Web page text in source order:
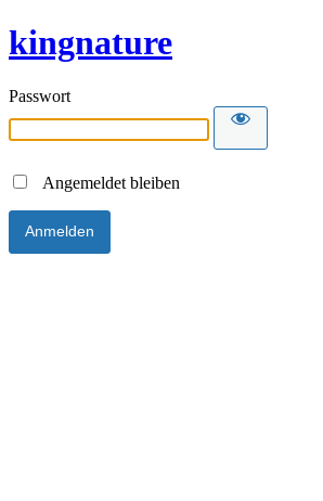
kingnature
Passwort
Angemeldet bleiben